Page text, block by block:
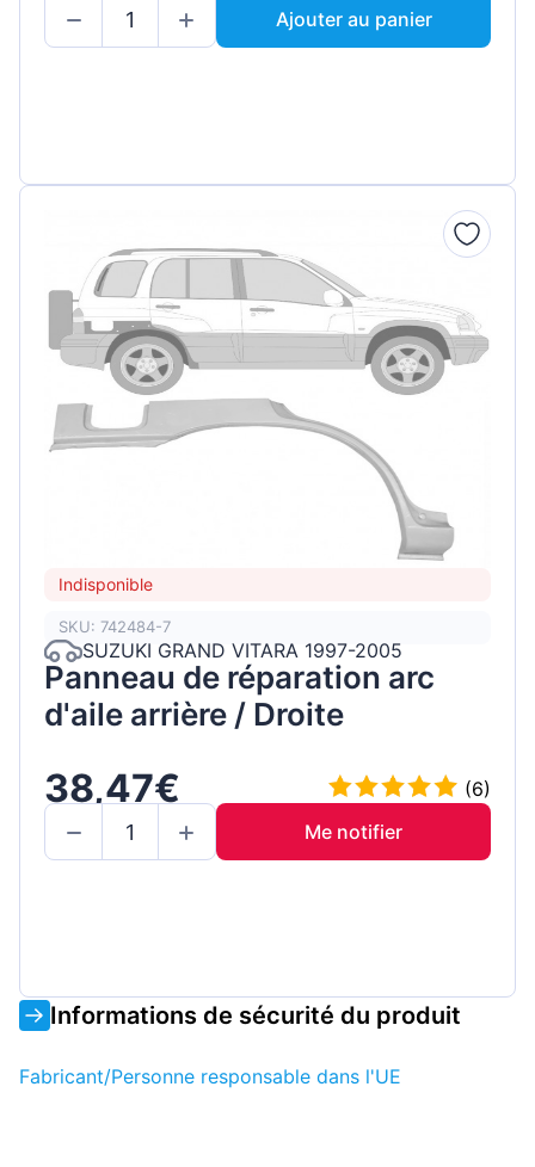
Ajouter au panier
Indisponible
SKU: 742484-7
SUZUKI GRAND VITARA 1997-2005
Panneau de réparation arc
d'aile arrière / Droite
38,47€
(6)
Me notifier
Informations de sécurité du produit
Fabricant/Personne responsable dans l'UE